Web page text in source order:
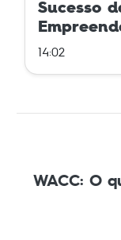
Sucesso
14:02
WACC: O